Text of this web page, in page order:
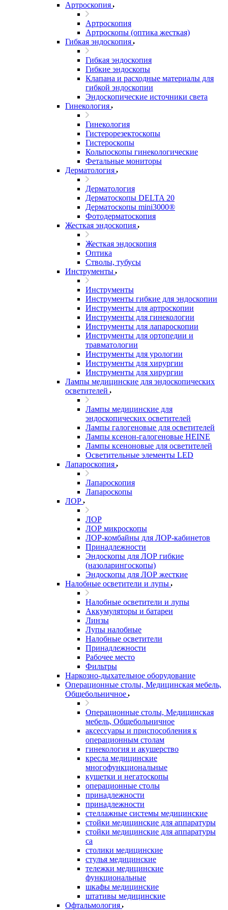
Артроскопия
Артроскопия
Артроскопы (оптика жесткая)
Гибкая эндоскопия
Гибкая эндоскопия
Гибкие эндоскопы
Клапана и расходные материалы для
гибкой эндоскопии
Эндоскопические источники света
Гинекология
Гинекология
Гистерорезектоскопы
Гистероскопы
Кольпоскопы гинекологические
Фетальные мониторы
Дерматология
Дерматология
Дерматоскопы DELTA 20
Дерматоскопы mini3000®
Фотодерматоскопия
Жесткая эндоскопия
Жесткая эндоскопия
Оптика
Стволы, тубусы
Инструменты
Инструменты
Инструменты гибкие для эндоскопии
Инструменты для артроскопии
Инструменты для гинекологии
Инструменты для лапароскопии
Инструменты для ортопедии и
травматологии
Инструменты для урологии
Инструменты для хирургии
Инструменты для хирургии
Лампы медицинские для эндоскопических
осветителей
Лампы медицинские для
эндоскопических осветителей
Лампы галогеновые для осветителей
Лампы ксенон-галогеновые HEINE
Лампы ксеноновые для осветителей
Осветительные элементы LED
Лапароскопия
Лапароскопия
Лапароскопы
ЛОР
ЛОР
ЛОР микроскопы
ЛОР-комбайны для ЛОР-кабинетов
Принадлежности
Эндоскопы для ЛОР гибкие
(назоларингоскопы)
Эндоскопы для ЛОР жесткие
Налобные осветители и лупы
Налобные осветители и лупы
Аккумуляторы и батареи
Линзы
Лупы налобные
Налобные осветители
Принадлежности
Рабочее место
Фильтры
Наркозно-дыхательное оборудование
Операционные столы, Медицинская мебель,
Общебольничное
Операционные столы, Медицинская
мебель, Общебольничное
аксессуары и приспособления к
операционным столам
гинекология и акушерство
кресла медицинские
многофункциональные
кушетки и негатоскопы
операционные столы
принадлежности
принадлежности
стеллажные системы медицинские
стойки медицинские для аппаратуры
стойки медицинские для аппаратуры
са
столики медицинские
стулья медицинские
тележки медицинские
функциональные
шкафы медицинские
штативы медицинские
Офтальмология